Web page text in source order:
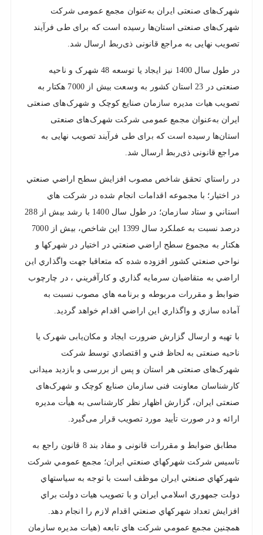
شهرک‌های صنعتی ایران به‌عنوان مجمع عمومی شرکت‌
شهرک‌های صنعتی استان‌ها رسیده است که برای طی فرآیند
تصویب نهایی به مراجع قانونی ذی‌ربط ارسال شد.
در طول سال 1400 نيز ایجاد یا توسعه 48 شهرک و ناحیه
صنعتی در 23 استان کشور به وسعت بیش از 7000 هکتار به
تصویب هیات مدیره سازمان صنایع کوچک و شهرک‌های صنعتی
ایران به‌عنوان مجمع عمومی شرکت‌ شهرک‌های صنعتی
استان‌ها رسیده است که برای طی فرآیند تصویب نهایی به
مراجع قانونی ذی‌ربط ارسال شد.
در راستاي تحقق شاخص مصوب افزايش سطح اراضي صنعتي
در اختيار؛ با مجموعه اقدامات انجام شده در شركت هاي
استاني و ستاد سازمان؛ در طول سال 1400 با رشد بيش از 288
درصد نسبت به عملكرد سال 1399 اين شاخص، بيش از 7000
هكتار به مجموع سطح اراضي صنعتي در اختيار در شهركها و
نواحي صنعتي كشور افزوده شده كه متعاقبا جهت واگذاري اين
اراضي به متقاضيان سرمايه گذاري و كارآفريني ، در چارچوب
ضوابط و مقررات مربوطه و برنامه هاي مصوب نسبت به
آماده سازي و واگذاري اين اراضي اقدام خواهد گرديد.
با تهیه و ارسال گزارش ضرورت ایجاد و مکان‌یابی شهرک یا
ناحیه صنعتی به لحاظ فني و اقتصادي توسط شرکت‌
شهرک‌های صنعتی هر استان‌ و پس از بررسی و بازدید میدانی
کارشناسان معاونت فنی سازمان صنایع کوچک و شهرک‌های
صنعتی ایران، گزارش اظهار نظر کارشناسی به هیأت مدیره
ارائه و در صورت تأیید مورد تصویب قرار می‌گیرد.
مطابق ضوابط و مقررات قانونی و مفاد بند 8 قانون راجع به
تاسيس شركت شهركهاي صنعتي ايران؛ مجمع عمومي شركت
شهركهاي صنعتي ايران موظف است با توجه به سياستهاي
دولت جمهوري اسلامي ايران و با تصويب هيات دولت براي
افزايش تعداد شهركهاي صنعتي اقدام لازم را انجام دهد.
همچنين مجمع عمومي شركت هاي تابعه (هيات مديره سازمان